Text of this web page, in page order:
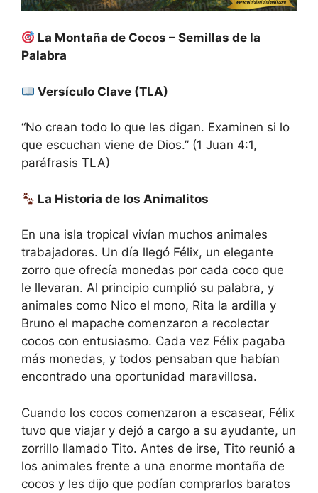
La Montaña de Cocos – Semillas de la
Palabra
Versículo Clave (TLA)
“No crean todo lo que les digan. Examinen si lo
que escuchan viene de Dios.” (1 Juan 4:1,
paráfrasis TLA)
La Historia de los Animalitos
En una isla tropical vivían muchos animales
trabajadores. Un día llegó Félix, un elegante
zorro que ofrecía monedas por cada coco que
le llevaran. Al principio cumplió su palabra, y
animales como Nico el mono, Rita la ardilla y
Bruno el mapache comenzaron a recolectar
cocos con entusiasmo. Cada vez Félix pagaba
más monedas, y todos pensaban que habían
encontrado una oportunidad maravillosa.
Cuando los cocos comenzaron a escasear, Félix
tuvo que viajar y dejó a cargo a su ayudante, un
zorrillo llamado Tito. Antes de irse, Tito reunió a
los animales frente a una enorme montaña de
cocos y les dijo que podían comprarlos baratos